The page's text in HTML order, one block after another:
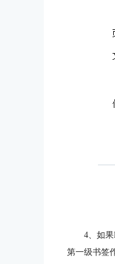
4、如
第一级书签